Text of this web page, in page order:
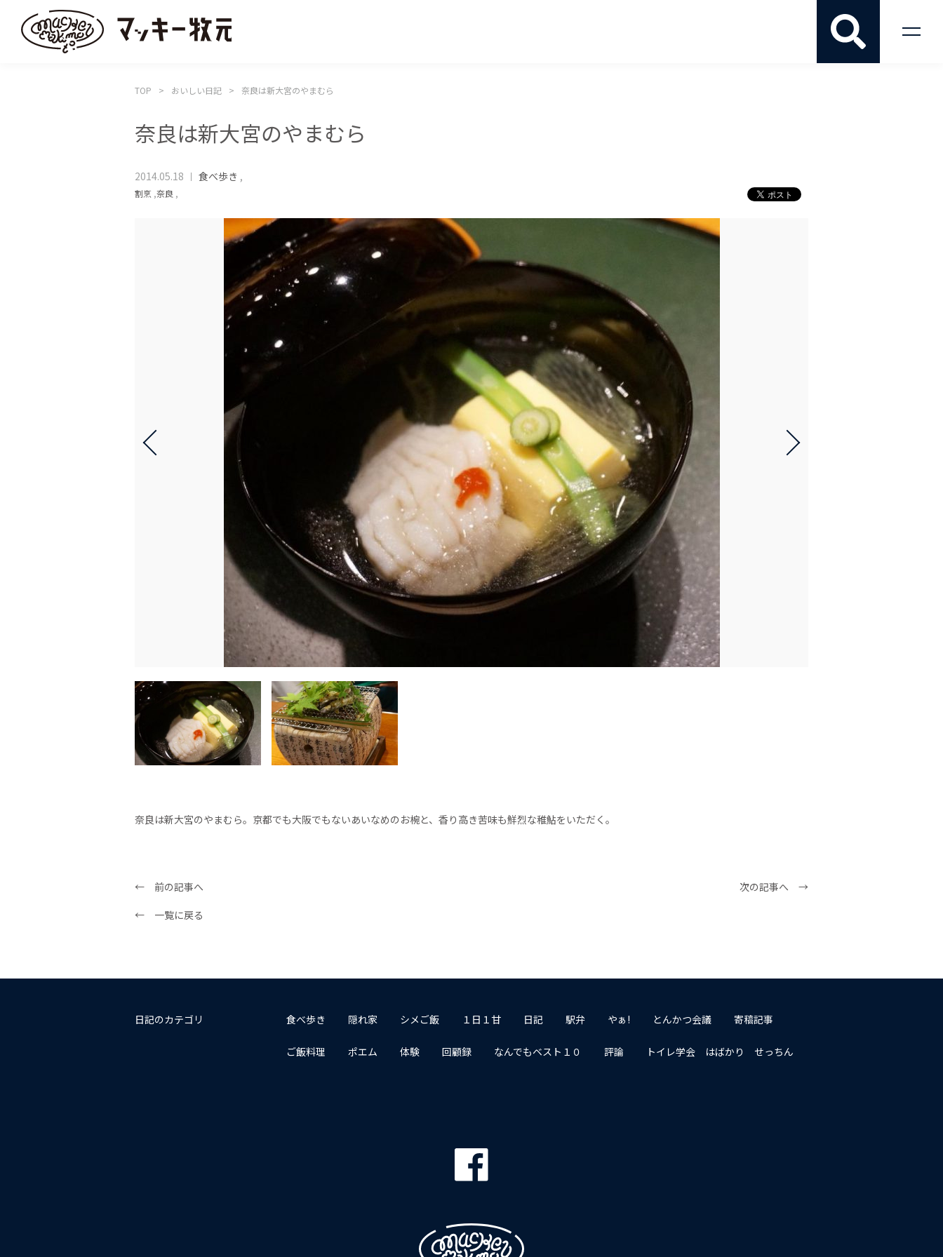
TOP おいしい日記 奈良は新大宮のやまむら
奈良は新大宮のやまむら
2014.05.18 食べ歩き ,
割烹 ,奈良 ,
奈良は新大宮のやまむら。京都でも大阪でもないあいなめのお椀と、香り高き苦味も鮮烈な稚鮎をいただく。
← 前の記事へ
次の記事へ →
← 一覧に戻る
日記のカテゴリ 食べ歩き 隠れ家 シメご飯 １日１甘 日記 駅弁 やぁ! とんかつ会議 寄稿記事
ご飯料理 ポエム 体験 回顧録 なんでもベスト１０ 評論 トイレ学会 はばかり せっちん